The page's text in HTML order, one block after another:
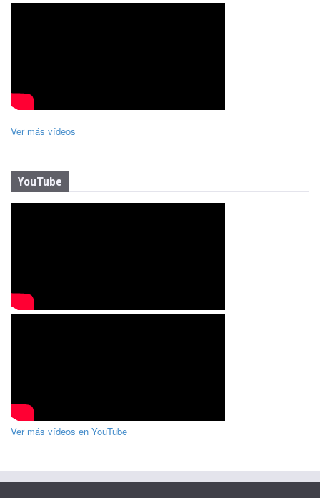
Ver más vídeos
YouTube
Ver más vídeos en YouTube